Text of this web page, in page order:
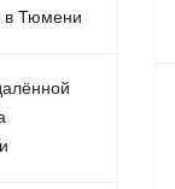
в Тюмени